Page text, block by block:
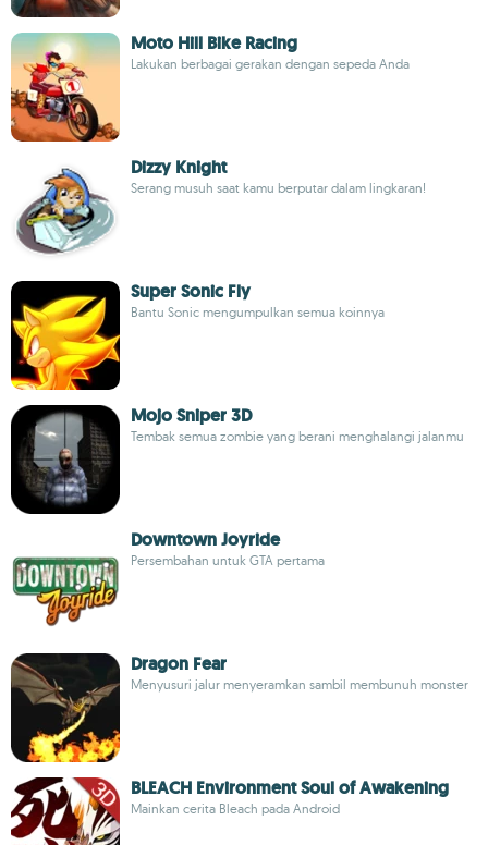
Moto Hill Bike Racing
Lakukan berbagai gerakan dengan sepeda Anda
Dizzy Knight
Serang musuh saat kamu berputar dalam lingkaran!
Super Sonic Fly
Bantu Sonic mengumpulkan semua koinnya
Mojo Sniper 3D
Tembak semua zombie yang berani menghalangi jalanmu
Downtown Joyride
Persembahan untuk GTA pertama
Dragon Fear
Menyusuri jalur menyeramkan sambil membunuh monster
BLEACH Environment Soul of Awakening
Mainkan cerita Bleach pada Android